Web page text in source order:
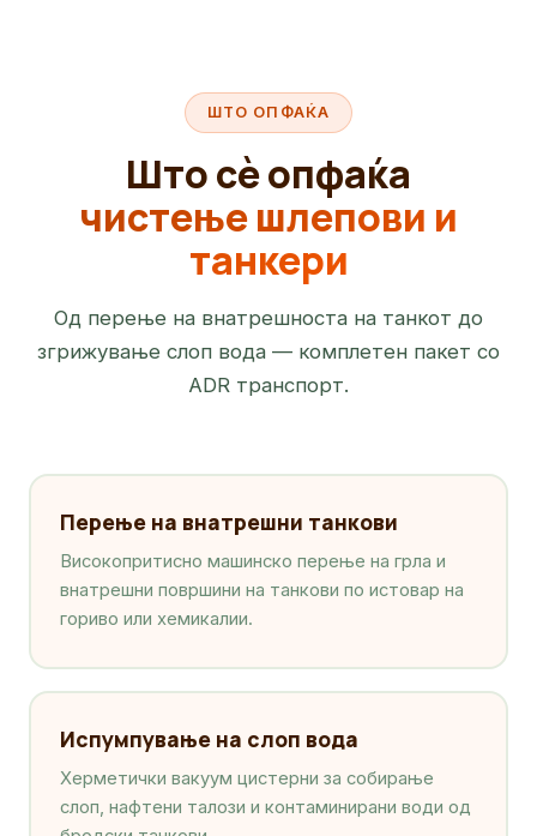
ШТО ОПФАЌА
Што сè опфаќа
чистење шлепови и
танкери
Од перење на внатрешноста на танкот до
згрижување слоп вода — комплетен пакет со
ADR транспорт.
Перење на внатрешни танкови
Високопритисно машинско перење на грла и
внатрешни површини на танкови по истовар на
гориво или хемикалии.
Испумпување на слоп вода
Херметички вакуум цистерни за собирање
слоп, нафтени талози и контаминирани води од